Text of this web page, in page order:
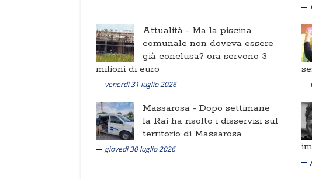
Attualità - Ma la piscina
comunale non doveva essere
già conclusa? ora servono 3
milioni di euro
venerdì 31 luglio 2026
Massarosa - Dopo settimane
la Rai ha risolto i disservizi sul
territorio di Massarosa
giovedì 30 luglio 2026